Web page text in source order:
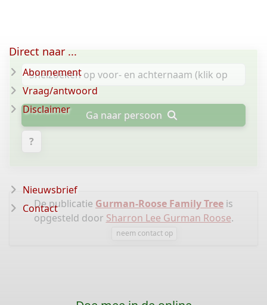
Ga naar persoon
?
De publicatie Gurman-Roose Family Tree is
opgesteld door Sharron Lee Gurman Roose.
neem contact op
Direct naar ...
Abonnement
Vraag/antwoord
Disclaimer
Nieuwsbrief
Contact